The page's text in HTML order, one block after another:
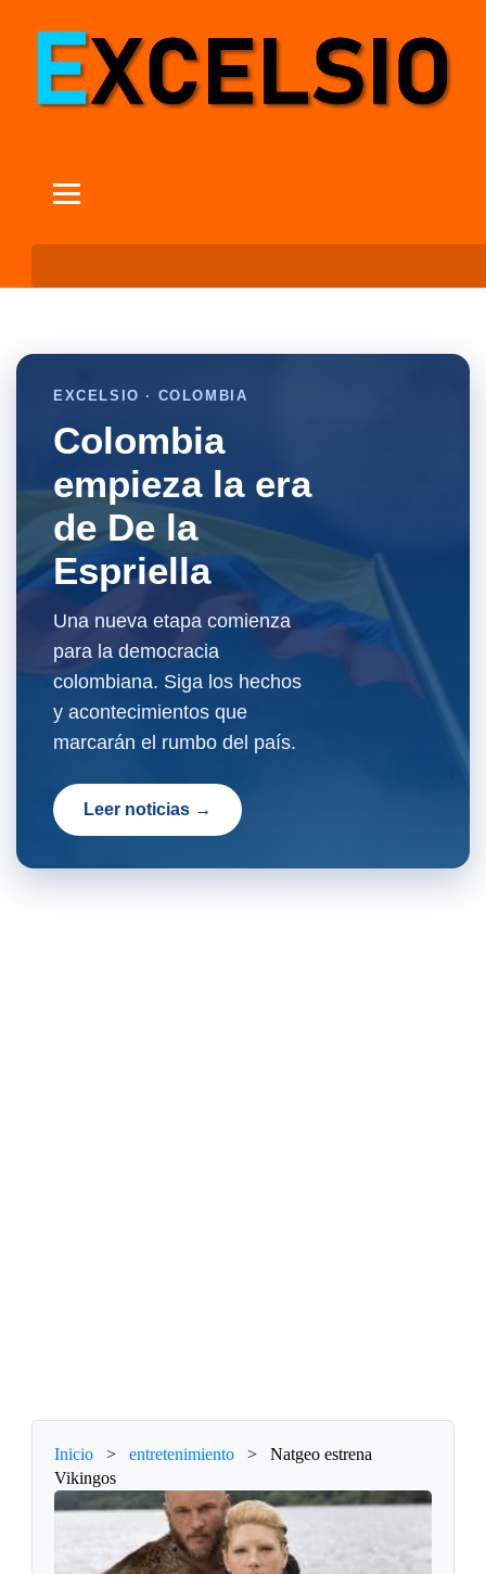
EXCELSIO · COLOMBIA
Colombia
empieza la era
de De la
Espriella
Una nueva etapa comienza
para la democracia
colombiana. Siga los hechos
y acontecimientos que
marcarán el rumbo del país.
Leer noticias →
Inicio > entretenimiento >
Natgeo estrena
Vikingos